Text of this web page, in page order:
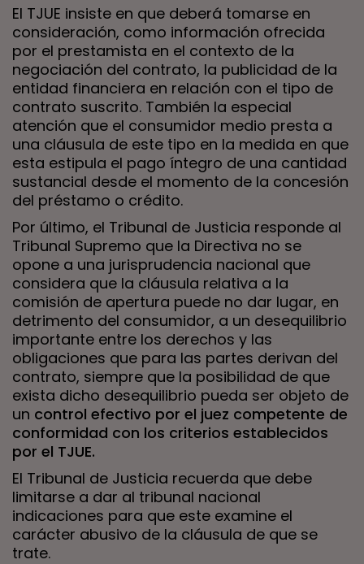
El TJUE insiste en que deberá tomarse en
consideración, como información ofrecida
por el prestamista en el contexto de la
negociación del contrato, la publicidad de la
entidad financiera en relación con el tipo de
contrato suscrito. También la especial
atención que el consumidor medio presta a
una cláusula de este tipo en la medida en que
esta estipula el pago íntegro de una cantidad
sustancial desde el momento de la concesión
del préstamo o crédito.
Por último, el Tribunal de Justicia responde al
Tribunal Supremo que la Directiva no se
opone a una jurisprudencia nacional que
considera que la cláusula relativa a la
comisión de apertura puede no dar lugar, en
detrimento del consumidor, a un desequilibrio
importante entre los derechos y las
obligaciones que para las partes derivan del
contrato, siempre que la posibilidad de que
exista dicho desequilibrio pueda ser objeto de
un control efectivo por el juez competente de
conformidad con los criterios establecidos
por el TJUE.
El Tribunal de Justicia recuerda que debe
limitarse a dar al tribunal nacional
indicaciones para que este examine el
carácter abusivo de la cláusula de que se
trate.